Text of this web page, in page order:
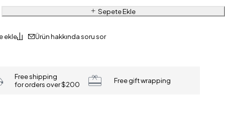
Sepete Ekle
Ürün hakkında soru sor
Free shipping
for orders over $200
Free gift wrapping